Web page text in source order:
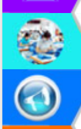
Hội thảo khoa học
phát triển nền kinh tế
Đắk Lắk”
Tăng cường giám sát,
hiện nhiệm vụ quản lý
hàng tuần
Tháo gỡ những vướng
công tác cải cách thủ
tại Trung tâm Phục vụ
công tỉnh